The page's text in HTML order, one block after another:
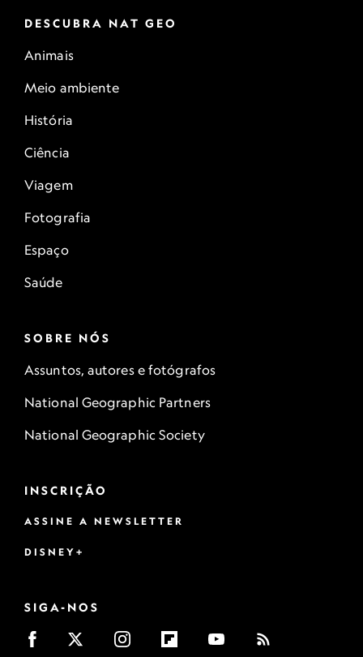
DESCUBRA NAT GEO
Animais
Meio ambiente
História
Ciência
Viagem
Fotografia
Espaço
Saúde
SOBRE NÓS
Assuntos, autores e fotógrafos
National Geographic Partners
National Geographic Society
INSCRIÇÃO
ASSINE A NEWSLETTER
DISNEY+
SIGA-NOS